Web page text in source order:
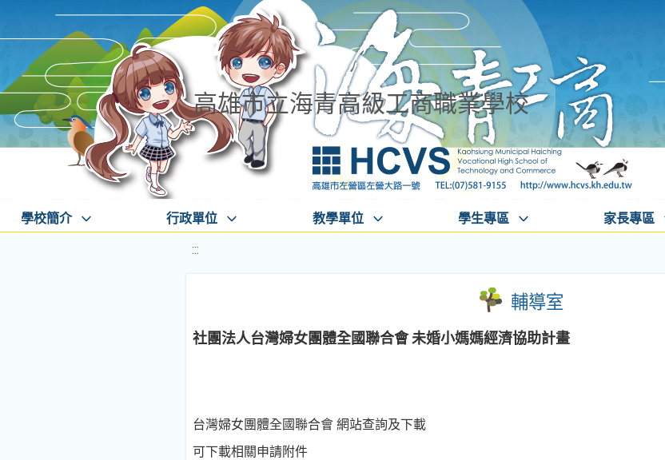
高雄市立海青高級工商職業學校
學校簡介 行政單位 教學單位 學生專區 家長專區
:::
輔導室
社團法人台灣婦女團體全國聯合會 未婚小媽媽經濟協助計畫
台灣婦女團體全國聯合會 網站查詢及下載
可下載相關申請附件